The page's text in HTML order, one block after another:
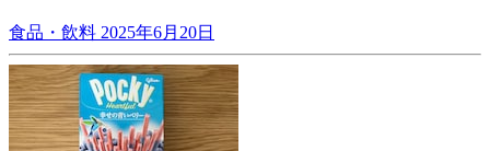
食品・飲料 2025年6月20日